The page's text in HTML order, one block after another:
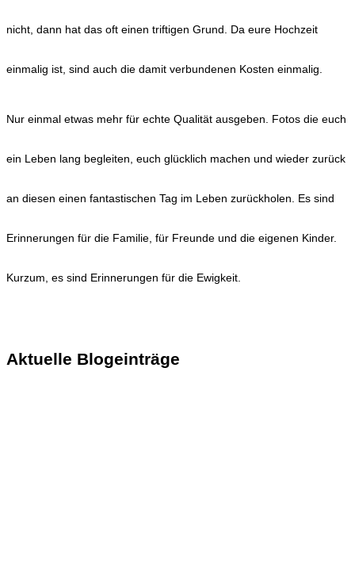
nicht, dann hat das oft einen triftigen Grund. Da eure Hochzeit
einmalig ist, sind auch die damit verbundenen Kosten einmalig.
Nur einmal etwas mehr für echte Qualität ausgeben. Fotos die euch
ein Leben lang begleiten, euch glücklich machen und wieder zurück
an diesen einen fantastischen Tag im Leben zurückholen. Es sind
Erinnerungen für die Familie, für Freunde und die eigenen Kinder.
Kurzum, es sind Erinnerungen für die Ewigkeit.
Aktuelle Blogeinträge